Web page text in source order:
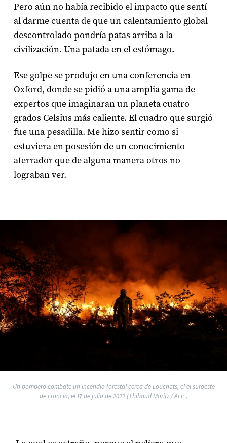
Pero aún no había recibido el impacto que sentí
al darme cuenta de que un calentamiento global
descontrolado pondría patas arriba a la
civilización. Una patada en el estómago.
Ese golpe se produjo en una conferencia en
Oxford, donde se pidió a una amplia gama de
expertos que imaginaran un planeta cuatro
grados Celsius más caliente. El cuadro que surgió
fue una pesadilla. Me hizo sentir como si
estuviera en posesión de un conocimiento
aterrador que de alguna manera otros no
lograban ver.
Un bombero combate un incendio forestal cerca de Louchats, el el suroeste
de Francia, el 17 de julio de 2022 (Thibaud Moritz / AFP )